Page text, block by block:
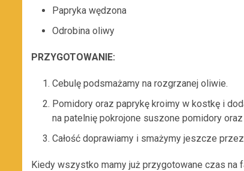
Papryka wędzona
Odrobina oliwy
PRZYGOTOWANIE:
Cebulę podsmażamy na rozgrzanej oliwie.
Pomidory oraz paprykę kroimy w kostkę i
na patelnię pokrojone suszone pomidory
Całość doprawiamy i smażymy jeszcze
Kiedy wszystko mamy już przygotowane czas na